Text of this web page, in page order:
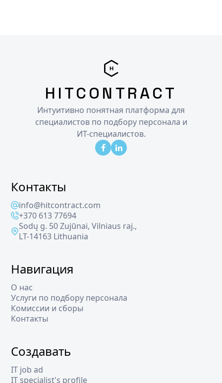
HITCONTRACT
Интуитивно понятная платформа для
специалистов по подбору персонала и
ИТ-специалистов.
Контакты
info@hitcontract.com
+370 613 77694
Sodų g. 50 Zujūnai, Vilniaus raj.,
LT-14163 Lithuania
Навигация
О нас
Услуги по подбору персонала
Комиссии и сборы
Контакты
Создавать
IT job ad
IT specialist's profile